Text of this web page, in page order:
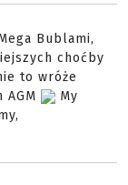
Bublami,
choćby
to wróże
My